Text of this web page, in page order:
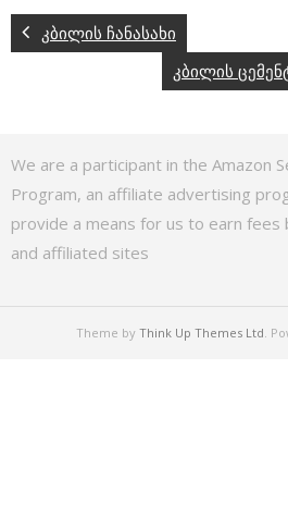
კბილის ჩანასახი
კბილის
We are a participant in the Amazon
Program, an affiliate advertising
provide a means for us to earn fees
and affiliated sites
Theme by Think Up Themes Ltd.